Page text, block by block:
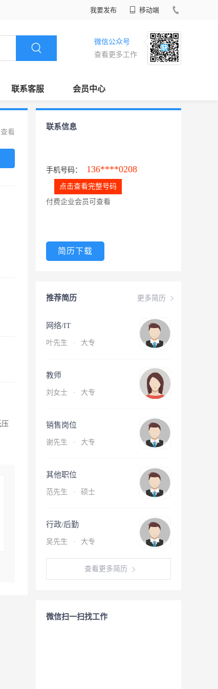
我要发布 移动端
微信公众号
查看更多工作
联系客服 会员中心
看
联系信息
手机号码： 136****0208
点击查看完整号码
付费企业会员可查看
简历下载
更多简历
推荐简历
网络/IT
叶先生 · 大专
教师
刘女士 · 大专
销售岗位
谢先生 · 大专
其他职位
范先生 · 硕士
行政/后勤
吴先生 · 大专
查看更多简历
微信扫一扫找工作